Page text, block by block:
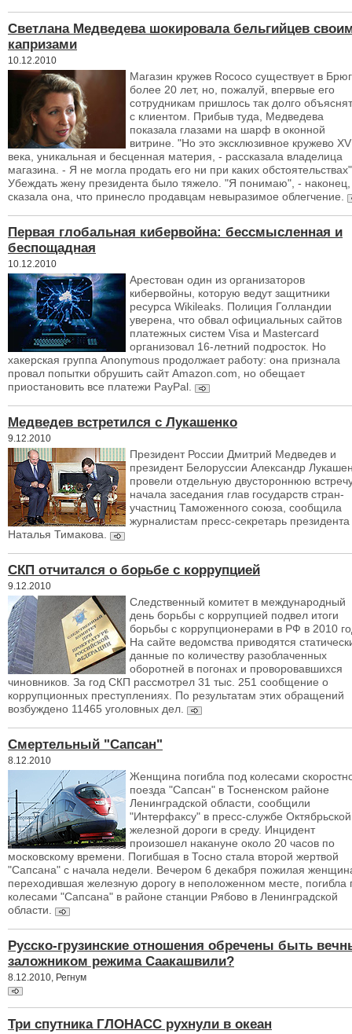
Светлана Медведева шокировала бельгийцев
капризами
10.12.2010
Магазин кружев Rococo существует в
более 20 лет, но, пожалуй, впервые его
сотрудникам пришлось так долго
с клиентом. Прибыв туда, Медведева
показала глазами на шарф в оконной
витрине. "Но это эксклюзивное кружево
века, уникальная и бесценная материя, - рассказала владелица
магазина. - Я не могла продать его ни при каких
Убеждать жену президента было тяжело. "Я понимаю", - наконец,
сказала она, что принесло продавцам невыразимое облегчение.
Первая глобальная кибервойна: бессмысленная и
беспощадная
10.12.2010
Арестован один из организаторов
кибервойны, которую ведут защитники
ресурса Wikileaks. Полиция Голландии
уверена, что обвал официальных сайтов
платежных систем Visa и Mastercard
организовал 16-летний подросток. Но
хакерская группа Anonymous продолжает работу: она признала
провал попытки обрушить сайт Amazon.com, но обещает
приостановить все платежи PayPal.
Медведев встретился с Лукашенко
9.12.2010
Президент России Дмитрий Медведев и
президент Белоруссии Александр
провели отдельную двустороннюю
начала заседания глав государств стран-
участниц Таможенного союза, сообщила
журналистам пресс-секретарь президента
Наталья Тимакова.
СКП отчитался о борьбе с коррупцией
9.12.2010
Следственный комитет в международный
день борьбы с коррупцией подвел итоги
борьбы с коррупционерами в РФ в 2010
На сайте ведомства приводятся
данные по количеству разоблаченных
оборотней в погонах и проворовавшихся
чиновников. За год СКП рассмотрел 31 тыс. 251 сообщение о
коррупционных преступлениях. По результатам этих обращений
возбуждено 11465 уголовных дел.
Смертельный "Сапсан"
8.12.2010
Женщина погибла под колесами
поезда "Сапсан" в Тосненском районе
Ленинградской области, сообщили
"Интерфаксу" в пресс-службе Октябрьской
железной дороги в среду. Инцидент
произошел накануне около 20 часов по
московскому времени. Погибшая в Тосно стала второй жертвой
"Сапсана" с начала недели. Вечером 6 декабря пожилая
переходившая железную дорогу в неположенном месте, погибла
колесами "Сапсана" в районе станции Рябово в Ленинградской
области.
Русско-грузинские отношения обречены быть
заложником режима Саакашвили?
8.12.2010, Регнум
Три спутника ГЛОНАСС рухнули в океан